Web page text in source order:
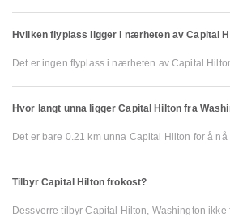
Hvilken flyplass ligger i nærheten av Capital
Det er ingen flyplass i nærheten av Capital
Hvor langt unna ligger Capital Hilton fra
Det er bare 0.21 km unna Capital Hilton for å nå
Tilbyr Capital Hilton frokost?
Dessverre tilbyr Capital Hilton, Washington ikke